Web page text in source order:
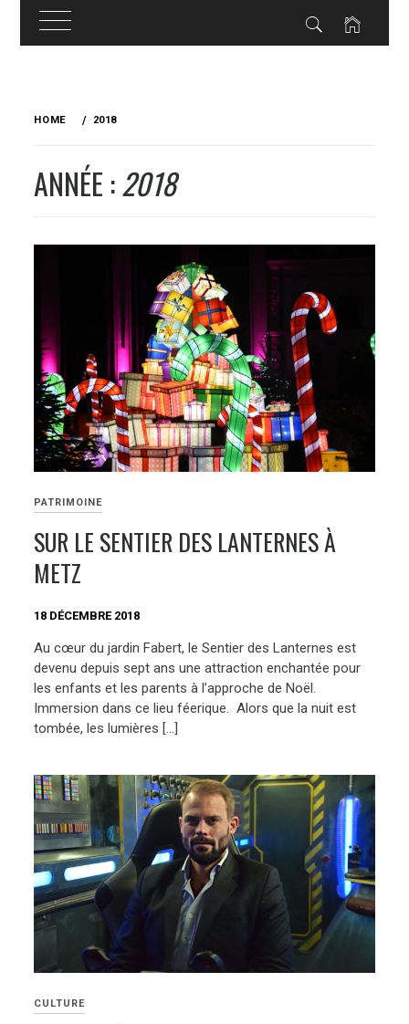
HOME 2018
ANNÉE :2018
PATRIMOINE
SUR LE SENTIER DES LANTERNES À
METZ
18 DÉCEMBRE 2018
Au cœur du jardin Fabert, le Sentier des Lanternes est
devenu depuis sept ans une attraction enchantée pour
les enfants et les parents à l’approche de Noël.
Immersion dans ce lieu féerique. Alors que la nuit est
tombée, les lumières […]
CULTURE